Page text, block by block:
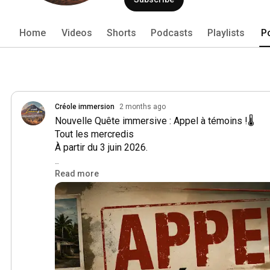
être accessible à tous les niveaux de
Home Videos Shorts Podcasts Playlists
Créole immersion 2 months ago
Nouvelle Quête immersive : Appel à témoins !🌡️
Tout les mercredis
À partir du 3 juin 2026.
Plongez en famille dans 3 enquêtes immersives
"Appel à témoins".
Des affaires classées refait surface... Et les
être les derniers indices capables de résoudre
Réservation en BIO
QUÊTE ULTIME
Read more